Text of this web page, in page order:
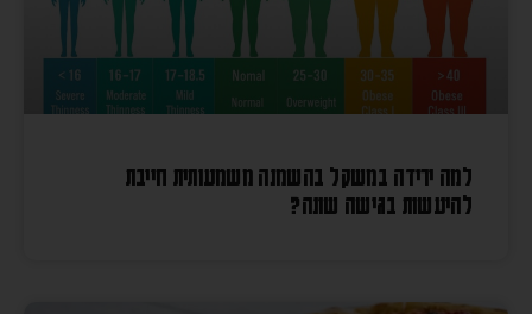
למה ירידה במשקל בהשמנה משמעותית חייבת
להיעשות בגישה שונה?